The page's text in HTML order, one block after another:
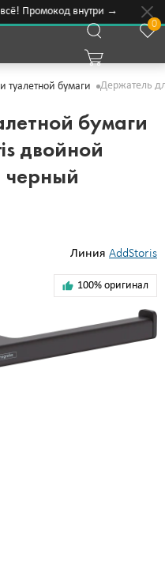
Промокод внутри →
0
туалетной бумаги Держатель
бумаги
двойной
черный
Линия AddStoris
100% оригинал